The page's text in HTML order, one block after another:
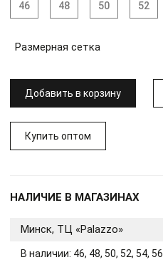
46 48 50 52
Размерная сетка
Добавить в корзину
Купить оптом
НАЛИЧИЕ В МАГАЗИНАХ
Минск, ТЦ «Palazzo»
В наличии: 46, 48, 50, 52, 54, 56